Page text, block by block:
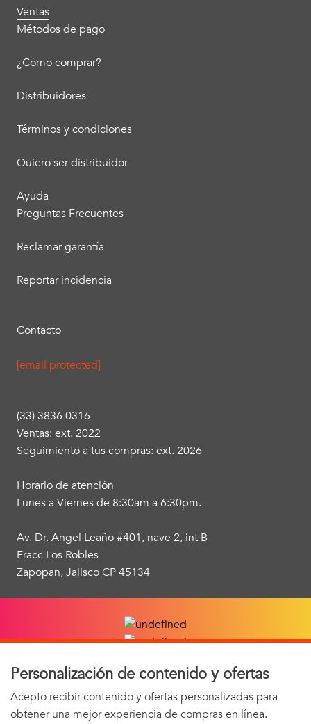
Ventas
Métodos de pago
¿Cómo comprar?
Distribuidores
Términos y condiciones
Quiero ser distribuidor
Ayuda
Preguntas Frecuentes
Reclamar garantía
Reportar incidencia
Contacto
[email protected]
(33) 3836 0316
Ventas: ext. 2022
Seguimiento a tus compras: ext. 2026
Horario de atención
Lunes a Viernes de 8:30am a 6:30pm.
Av. Dr. Angel Leaño #401, nave 2, int B
Fracc Los Robles
Zapopan, Jalisco CP 45134
Personalización de contenido y ofertas
Acepto recibir contenido y ofertas personalizadas para
obtener una mejor experiencia de compras en línea.